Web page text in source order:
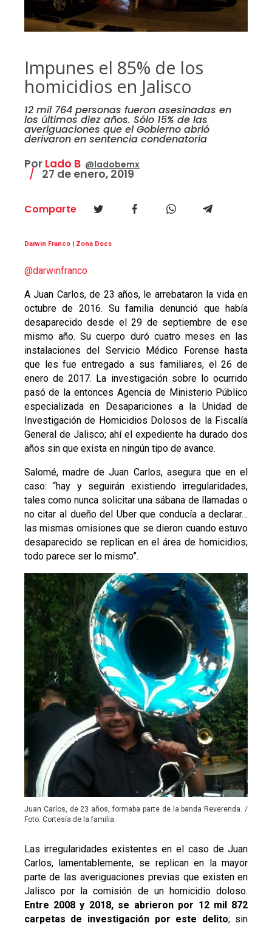
Impunes el 85% de los
homicidios en Jalisco
12 mil 764 personas fueron asesinadas en
los últimos diez años. Sólo 15% de las
averiguaciones que el Gobierno abrió
derivaron en sentencia condenatoria
Por Lado B @ladobemx
27 de enero, 2019
Comparte
Darwin Franco | Zona Docs
@darwinfranco
A Juan Carlos, de 23 años, le arrebataron la vida en
octubre de 2016. Su familia denunció que había
desaparecido desde el 29 de septiembre de ese
mismo año. Su cuerpo duró cuatro meses en las
instalaciones del Servicio Médico Forense hasta
que les fue entregado a sus familiares, el 26 de
enero de 2017. La investigación sobre lo ocurrido
pasó de la entonces Agencia de Ministerio Público
especializada en Desapariciones a la Unidad de
Investigación de Homicidios Dolosos de la Fiscalía
General de Jalisco; ahí el expediente ha durado dos
años sin que exista en ningún tipo de avance.
Salomé, madre de Juan Carlos, asegura que en el
caso: “hay y seguirán existiendo irregularidades,
tales como nunca solicitar una sábana de llamadas o
no citar al dueño del Uber que conducía a declarar…
las mismas omisiones que se dieron cuando estuvo
desaparecido se replican en el área de homicidios;
todo parece ser lo mismo”.
Juan Carlos, de 23 años, formaba parte de la banda Reverenda. /
Foto: Cortesía de la familia.
Las irregularidades existentes en el caso de Juan
Carlos, lamentablemente, se replican en la mayor
parte de las averiguaciones previas que existen en
Jalisco por la comisión de un homicidio doloso.
Entre 2008 y 2018, se abrieron por 12 mil 872
carpetas de investigación por este delito; sin